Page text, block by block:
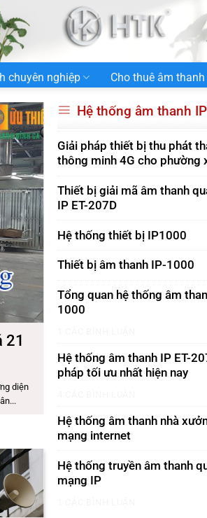
chuyên nghiệp Cho thuê âm thanh
21
diện
Bảo Trì Sửa chữa Hệ
Cộng
Công ty bạn đang cần bảo trì sửa
đối tác chuyên nghiệp về mảng này?
THÔNG...
Hệ thống âm thanh IP
Giải pháp thiết bị thu phát
thông minh 4G cho phường
Thiết bị giải mã âm thanh
IP ET-207D
Hệ thống thiết bị IP1000
Thiết bị âm thanh IP-1000
Tổng quan hệ thống âm
1000
Hệ thống âm thanh IP ET-
pháp tối ưu nhất hiện nay
Hệ thống âm thanh nhà
mạng internet
Hệ thống truyền âm thanh
mạng IP